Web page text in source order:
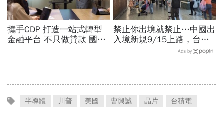
攜手CDP 打造一站式轉型
金融平台 不只做貸款 國泰
禁止你出境就禁止…中國出
入境新規9/15上路，台灣
人小心「有去無回」？4種
Ads by
半導體 川普 美國 曹興誠 晶片 台積電